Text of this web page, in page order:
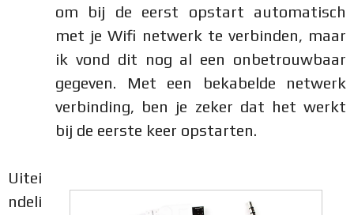
om bij de eerst opstart automatisch
met je Wifi netwerk te verbinden, maar
ik vond dit nog al een onbetrouwbaar
gegeven. Met een bekabelde netwerk
verbinding, ben je zeker dat het werkt
bij de eerste keer opstarten.
Uitei
ndeli